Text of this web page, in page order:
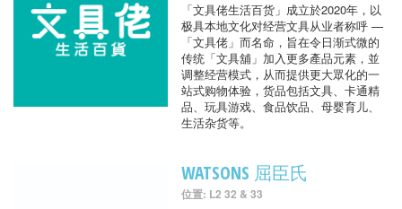
「文具佬生活百货」成立於2020年，以
极具本地文化对经营文具从业者称呼 —
「文具佬」而名命，旨在令日渐式微的
传统「文具舖」加入更多產品元素，並
调整经营模式，从而提供更大眾化的一
站式购物体验，货品包括文具、卡通精
品、玩具游戏、食品饮品、母婴育儿、
生活杂货等。
WATSONS 屈臣氏
位置: L2 32 & 33